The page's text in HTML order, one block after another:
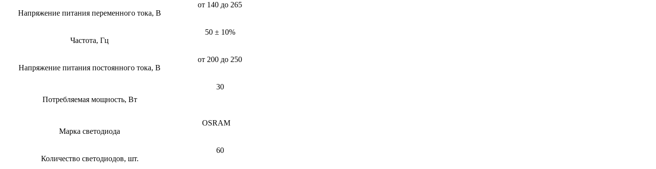
Напряжение питания переменного тока, В
от 140 до 265
Частота, Гц
50 ± 10%
Напряжение питания постоянного тока, В
от 200 до 250
Потребляемая мощность, Вт
30
Марка светодиода
OSRAM
Количество светодиодов, шт.
60